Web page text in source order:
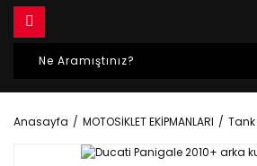
Anasayfa MOTOSİKLET EKİPMANLARI